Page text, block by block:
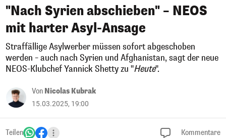
"Nach Syrien abschieben" – NEOS
mit harter Asyl-Ansage
Straffällige Asylwerber müssen sofort abgeschoben
werden – auch nach Syrien und Afghanistan, sagt der neue
NEOS-Klubchef Yannick Shetty zu "Heute".
Von Nicolas Kubrak
15.03.2025, 19:00
Teilen Kommentare